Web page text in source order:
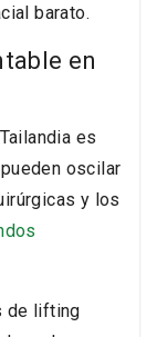
barato.
en
es
oscilar
y los
de lifting